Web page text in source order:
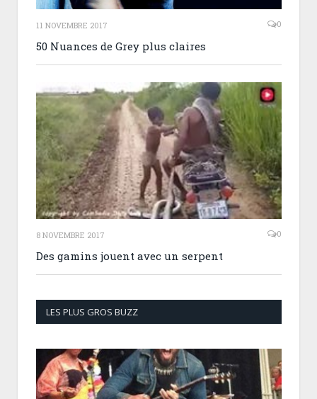
11 NOVEMBRE 2017 0
50 Nuances de Grey plus claires
8 NOVEMBRE 2017 0
Des gamins jouent avec un serpent
LES PLUS GROS BUZZ